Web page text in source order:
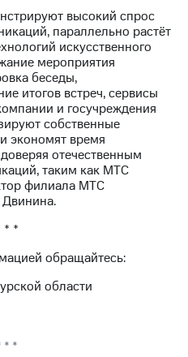
высокий спрос
параллельно растёт
искусственного
мероприятия
беседы,
итогов встреч, сервисы
и госучреждения
собственные
экономят время
отечественным
таким как МТС
филиала МТС
* *
обращайтесь:
области
* *